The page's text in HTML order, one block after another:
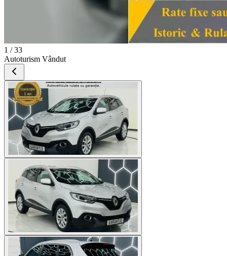
1 / 33
Autoturism Vândut